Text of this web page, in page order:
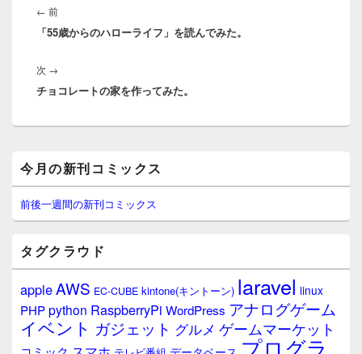
稿
ナ
ゲ
ー
シ
← 前前
の
「55歳からのハローライフ」を読んでみた。
次 →
の
チョコレートの家を作ってみた。
イ
ン
サ
イ
ウ
ィ
ジ
ェ
今月の新刊コミックス
前後一週間の新刊コミックス
タグクラウド
appleAWS EC-CUBE kintone(キントーン) laravel linux
PHPpython RaspberryPi WordPress アナログゲーム
イベント ガジェット グルメ ゲームマーケット
プログラ